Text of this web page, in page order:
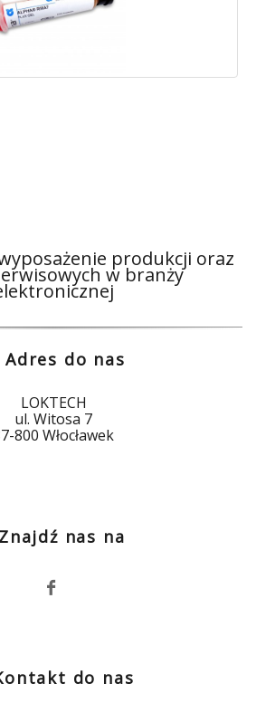
produkcji oraz
w branży
Adres do nas
LOKTECH
ul. Witosa 7
800 Włocławek
Znajdź nas na
do nas